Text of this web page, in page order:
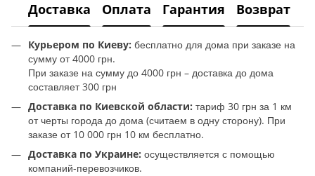
Доставка Оплата Гарантия Возврат
Курьером по Киеву: бесплатно для дома при заказе на
сумму от 4000 грн.
При заказе на сумму до 4000 грн – доставка до дома
составляет 300 грн
Доставка по Киевской области: тариф 30 грн за 1 км
от черты города до дома (считаем в одну сторону). При
заказе от 10 000 грн 10 км бесплатно.
Доставка по Украине: осуществляется с помощью
компаний-перевозчиков.